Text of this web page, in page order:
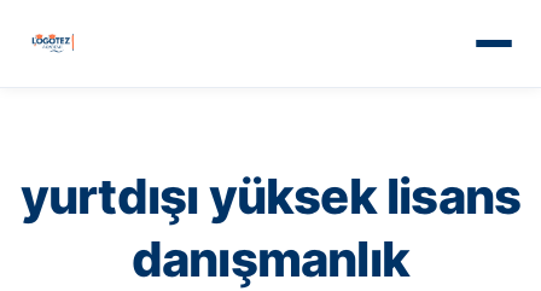
yurtdışı yüksek lisans
danışmanlık